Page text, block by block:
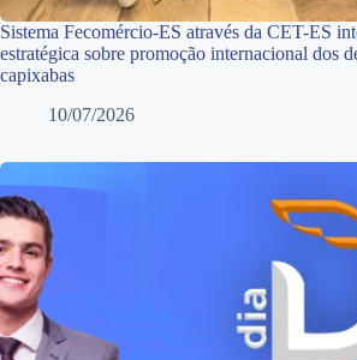
Sistema Fecomércio-ES através da CET-ES
estratégica sobre promoção internacional dos
capixabas
10/07/2026